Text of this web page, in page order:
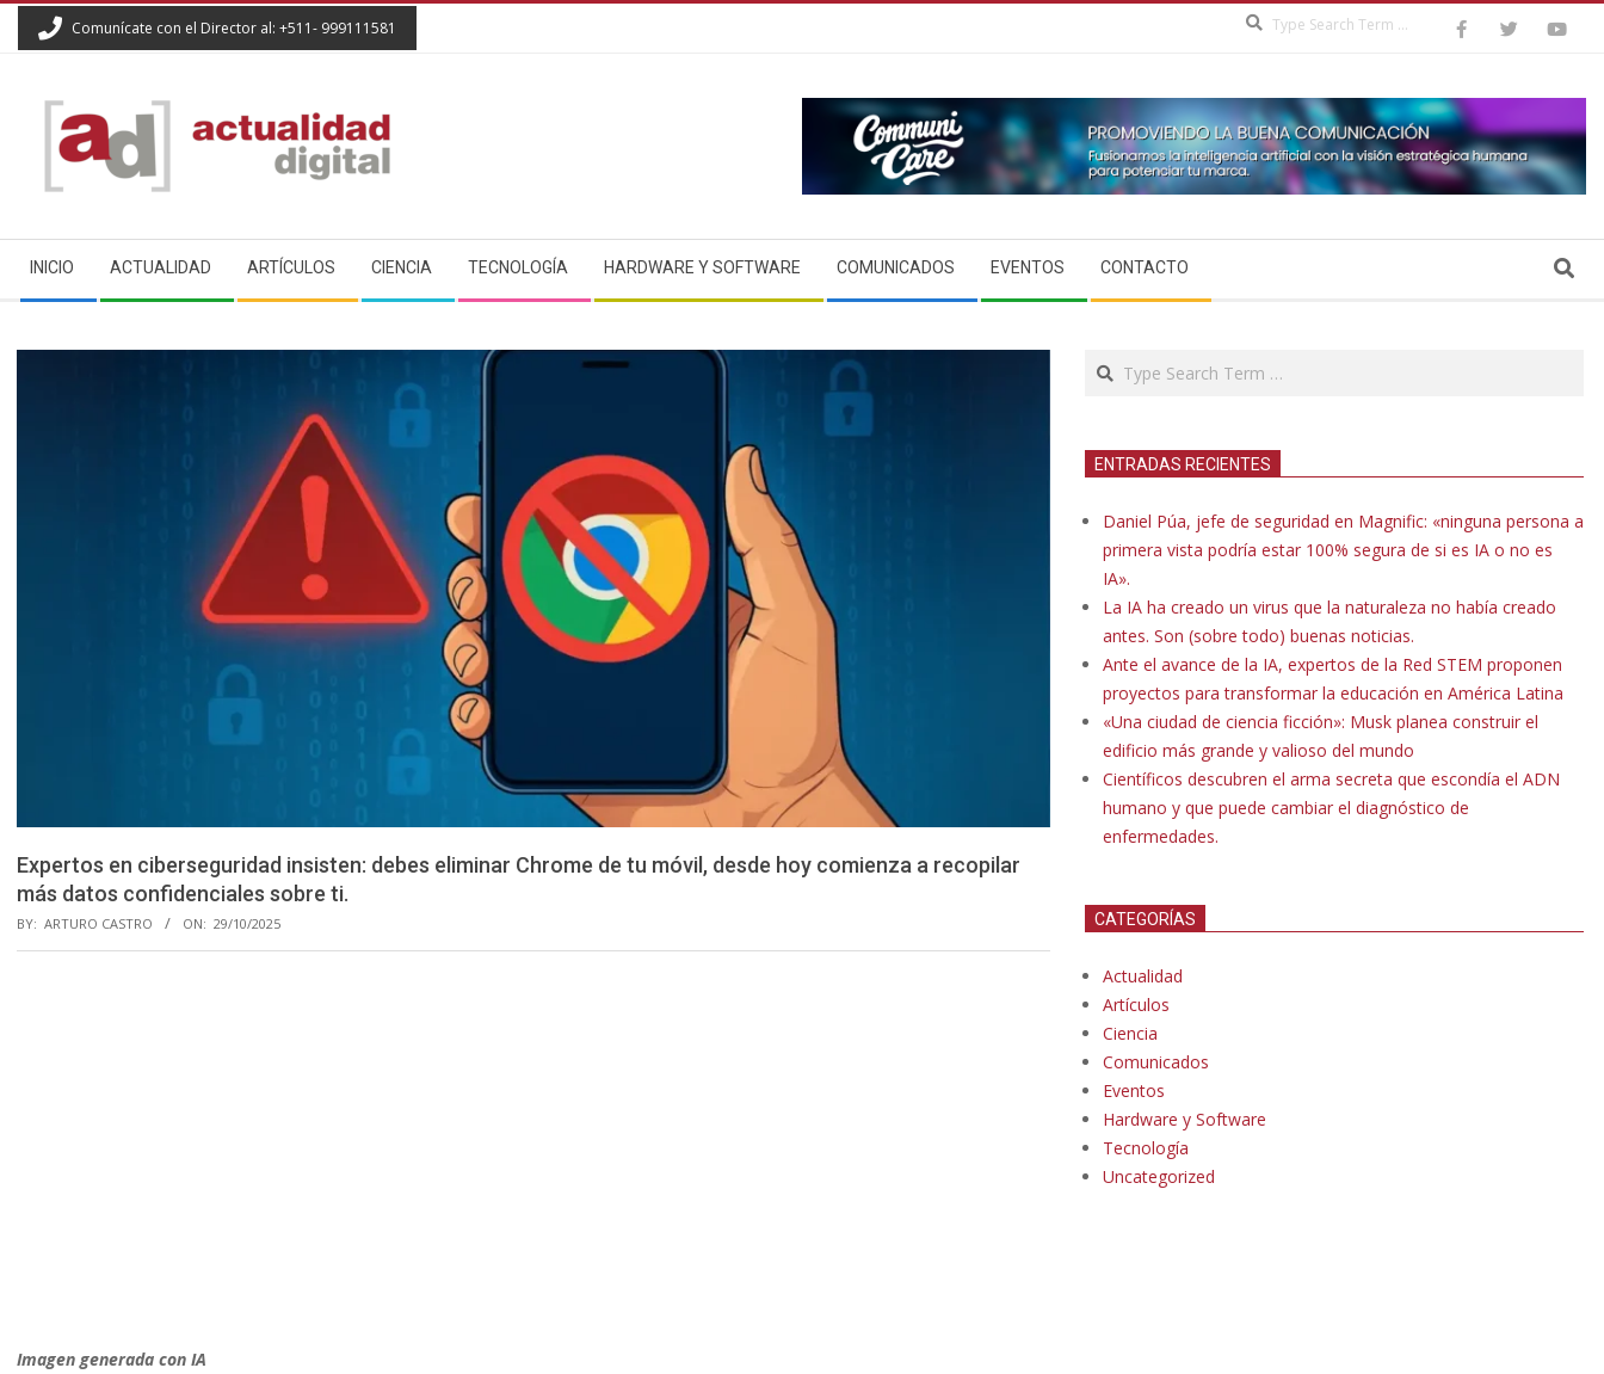
Comunícate con el Director al: +511- 999111581
ACTUALIDAD
DIGITAL
Navigation
Menu
INICIO ACTUALIDAD ARTÍCULOS CIENCIA TECNOLOGÍA HARDWARE Y SOFTWARE COMUNICADOS EVENTOS CONTACTO Search
Expertos en ciberseguridad insisten: debes eliminar Chrome de tu móvil, desde hoy comienza a recopilar
más datos confidenciales sobre ti.
BY: ARTURO CASTRO ON: 29/10/2025
Imagen generada con IA
Search
ENTRADAS RECIENTES
Daniel Púa, jefe de seguridad en Magnific: «ninguna persona a
primera vista podría estar 100% segura de si es IA o no es
IA».
La IA ha creado un virus que la naturaleza no había creado
antes. Son (sobre todo) buenas noticias.
Ante el avance de la IA, expertos de la Red STEM proponen
proyectos para transformar la educación en América Latina
«Una ciudad de ciencia ficción»: Musk planea construir el
edificio más grande y valioso del mundo
Científicos descubren el arma secreta que escondía el ADN
humano y que puede cambiar el diagnóstico de
enfermedades.
CATEGORÍAS
Actualidad
Artículos
Ciencia
Comunicados
Eventos
Hardware y Software
Tecnología
Uncategorized